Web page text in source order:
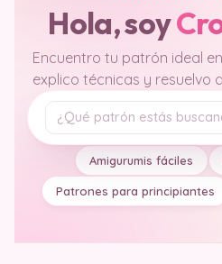
Hola, soy
Encuentro tu patrón ideal
explico técnicas y resuelvo
Tu pregunta
Amigurumis fáciles
Patrones para principiantes